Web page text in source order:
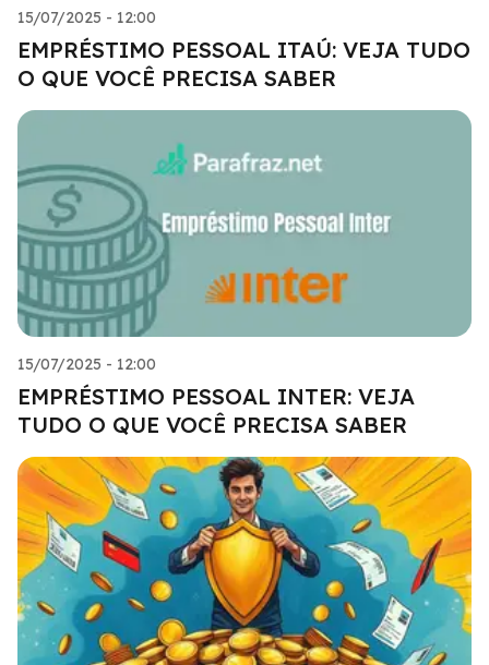
15/07/2025 - 12:00
EMPRÉSTIMO PESSOAL ITAÚ: VEJA TUDO
O QUE VOCÊ PRECISA SABER
15/07/2025 - 12:00
EMPRÉSTIMO PESSOAL INTER: VEJA
TUDO O QUE VOCÊ PRECISA SABER